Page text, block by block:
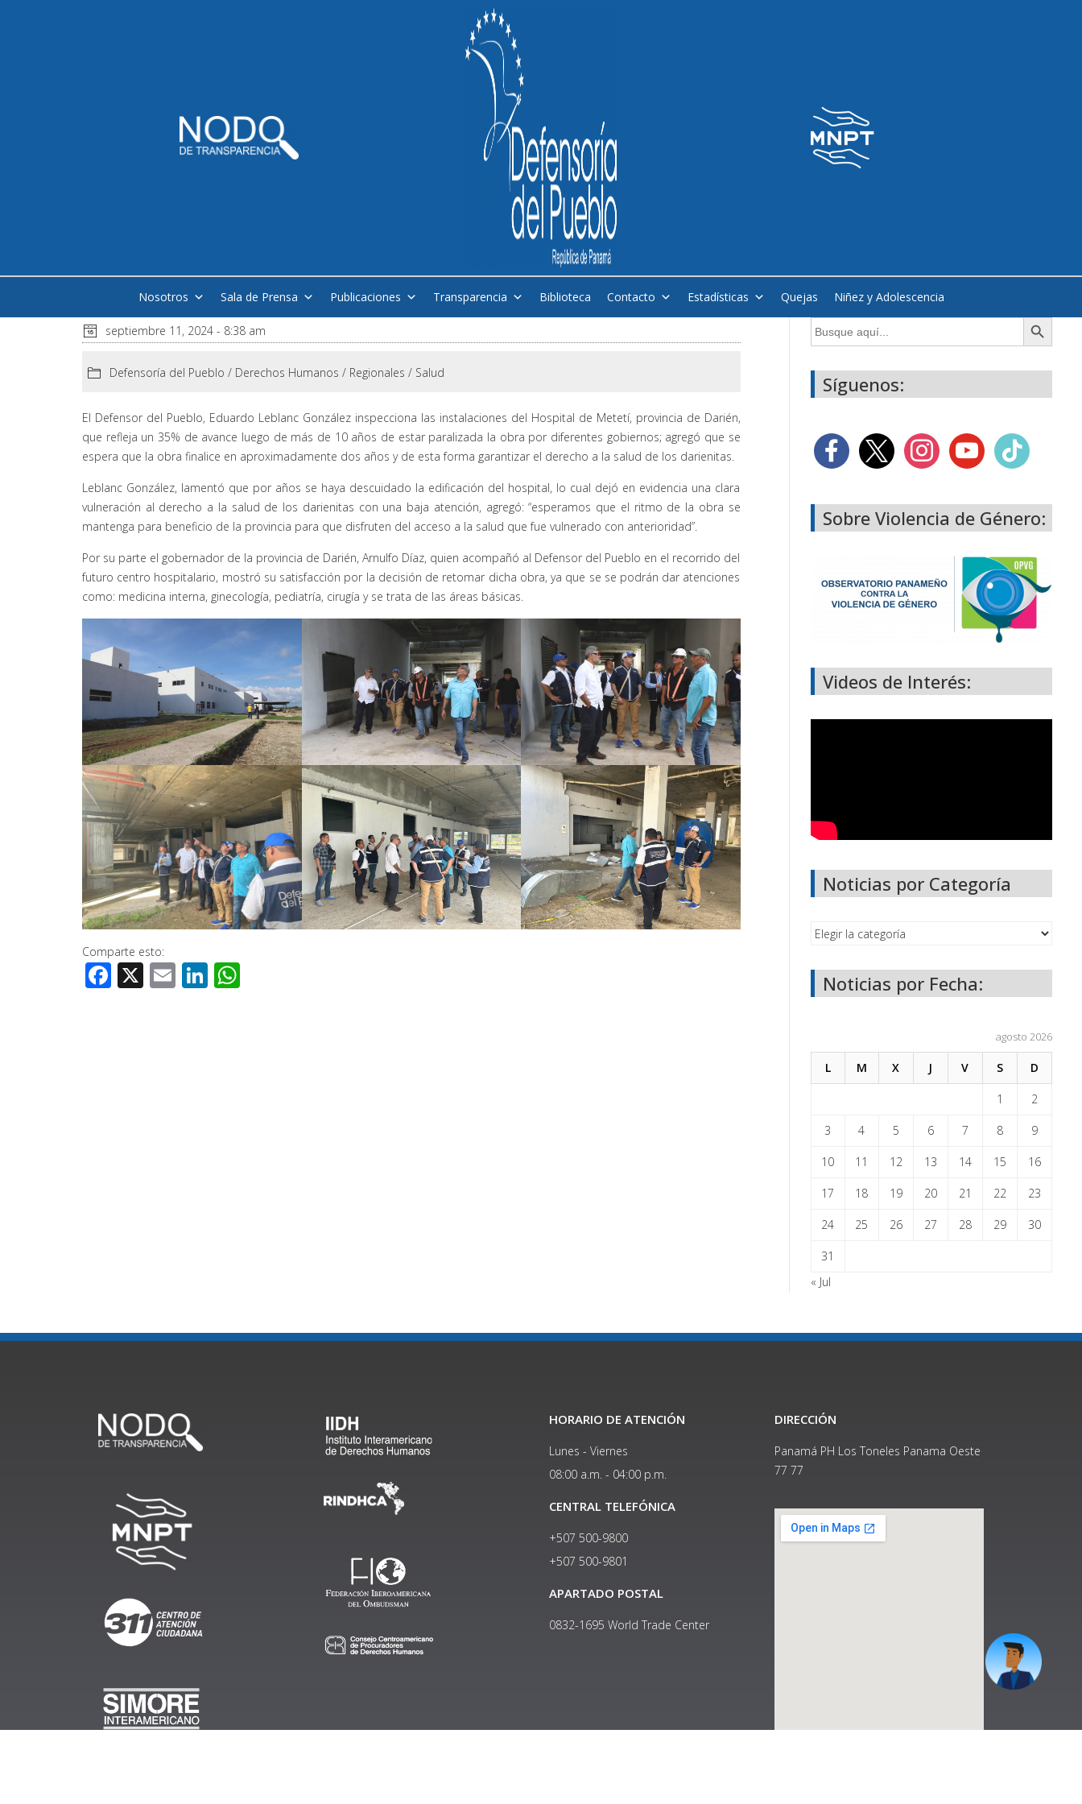
Nosotros Sala de Prensa Publicaciones Transparencia Biblioteca Contacto Estadísticas Quejas Niñez y Adolescencia
septiembre 11, 2024 - 8:38 am
Defensoría del Pueblo / Derechos Humanos / Regionales / Salud
El Defensor del Pueblo, Eduardo Leblanc González inspecciona las instalaciones del Hospital de Metetí, provincia de Darién,
que refleja un 35% de avance luego de más de 10 años de estar paralizada la obra por diferentes gobiernos; agregó que se
espera que la obra finalice en aproximadamente dos años y de esta forma garantizar el derecho a la salud de los darienitas.
Leblanc González, lamentó que por años se haya descuidado la edificación del hospital, lo cual dejó en evidencia una clara
vulneración al derecho a la salud de los darienitas con una baja atención, agregó: “esperamos que el ritmo de la obra se
mantenga para beneficio de la provincia para que disfruten del acceso a la salud que fue vulnerado con anterioridad”.
Por su parte el gobernador de la provincia de Darién, Arnulfo Díaz, quien acompañó al Defensor del Pueblo en el recorrido del
futuro centro hospitalario, mostró su satisfacción por la decisión de retomar dicha obra, ya que se se podrán dar atenciones
como: medicina interna, ginecología, pediatría, cirugía y se trata de las áreas básicas.
Comparte esto:
Facebook
X EmailLinkedIn
Buscar: Botón de búsqueda
Síguenos:
Sobre Violencia de Género:
Videos de Interés:
Noticias por Categoría
Noticias por Fecha:
agosto 2026
L M X J V S D
1 2
3 4 5 6 7 8 9
10 11 12 13 14 15 16
17 18 19 20 21 22 23
24 25 26 27 28 29 30
31
« Jul
HORARIO DE ATENCIÓN
Lunes - Viernes
08:00 a.m. - 04:00 p.m.
CENTRAL TELEFÓNICA
+507 500-9800
+507 500-9801​
APARTADO POSTAL
0832-1695 World Trade Center
DIRECCIÓN
Panamá PH Los Toneles Panama Oeste
77 77